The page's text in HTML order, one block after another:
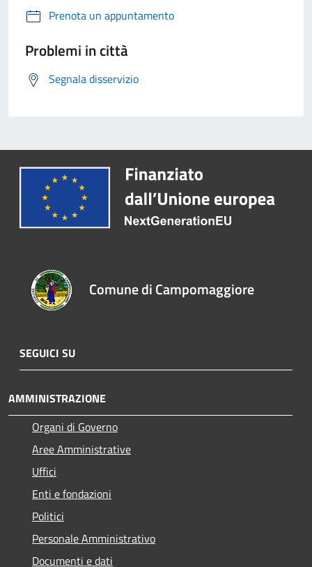
Prenota un appuntamento
Problemi in città
Segnala disservizio
Comune di Campomaggiore
SEGUICI SU
AMMINISTRAZIONE
Organi di Governo
Aree Amministrative
Uffici
Enti e fondazioni
Politici
Personale Amministrativo
Documenti e dati